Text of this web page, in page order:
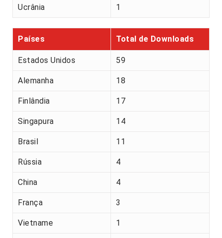
Ucrânia 1
Países Total de Downloads
Estados Unidos 59
Alemanha 18
Finlândia 17
Singapura 14
Brasil 11
Rússia 4
China 4
França 3
Vietname 1